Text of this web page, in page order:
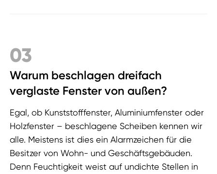
03
Warum beschlagen dreifach
verglaste Fenster von außen?
Egal, ob Kunststofffenster, Aluminiumfenster oder
Holzfenster – beschlagene Scheiben kennen wir
alle. Meistens ist dies ein Alarmzeichen für die
Besitzer von Wohn- und Geschäftsgebäuden.
Denn Feuchtigkeit weist auf undichte Stellen in